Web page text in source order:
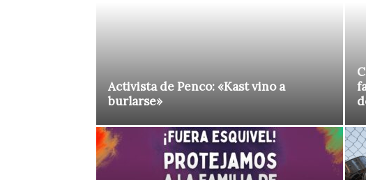
Activista de Penco: «Kast vino a
burlarse»